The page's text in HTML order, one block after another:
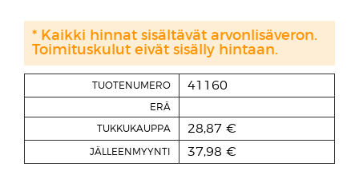
TUOTENUMERO 41160
ERÄ
TUKKUKAUPPA 28,87 €
JÄLLEENMYYNTI 37,98 €
* Kaikki hinnat sisältävät arvonlisäveron.
Toimituskulut eivät sisälly hintaan.